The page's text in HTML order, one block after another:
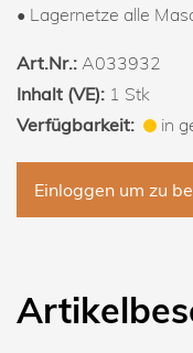
• Lagernetze alle
Art.Nr.: A033932
Inhalt (VE): 1 Stk
Verfügbarkeit:
in
Einloggen um zu